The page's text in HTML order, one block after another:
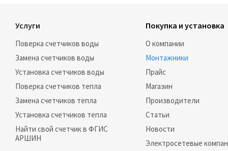
Услуги
Поверка счетчиков воды
Замена счетчиков воды
Установка счетчиков воды
Поверка счетчиков тепла
Замена счетчиков тепла
Установка счетчиков тепла
Найти свой счетчик в ФГИС
АРШИН
Покупка и установка
О компании
Монтажники
Прайс
Магазин
Производители
Статьи
Новости
Электросетевые